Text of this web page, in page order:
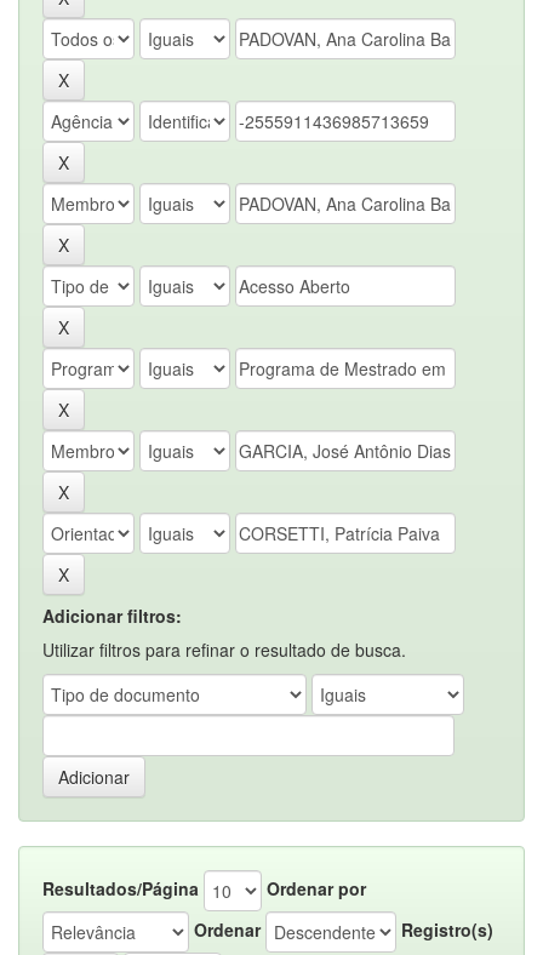
Adicionar filtros:
Utilizar filtros para refinar o resultado de busca.
Resultados/Página
Ordenar por
Ordenar
Registro(s)